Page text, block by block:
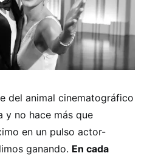
del animal cinematográfico
y no hace más que
en un pulso actor-
ganando. En cada